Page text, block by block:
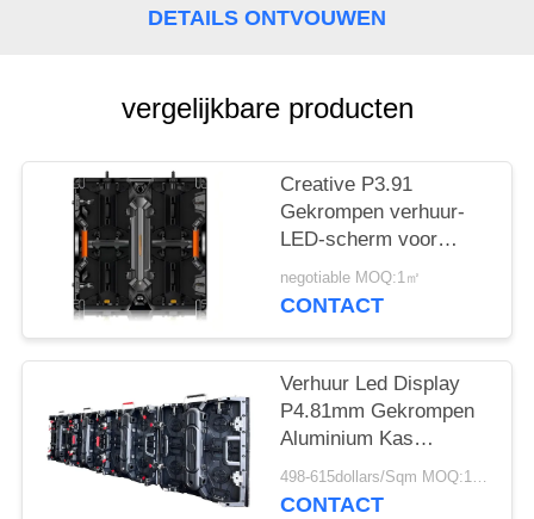
POLICY
DETAILS ONTVOUWEN
vergelijkbare producten
Creative P3.91
Gekrompen verhuur-
LED-scherm voor
evenementen,
uitzending en reclame
negotiable MOQ:1㎡
CONTACT
Verhuur Led Display
P4.81mm Gekrompen
Aluminium Kas
500x500mm Snelle
Montage Voor Outdoor
498-615dollars/Sqm MOQ:1 m2
CONTACT